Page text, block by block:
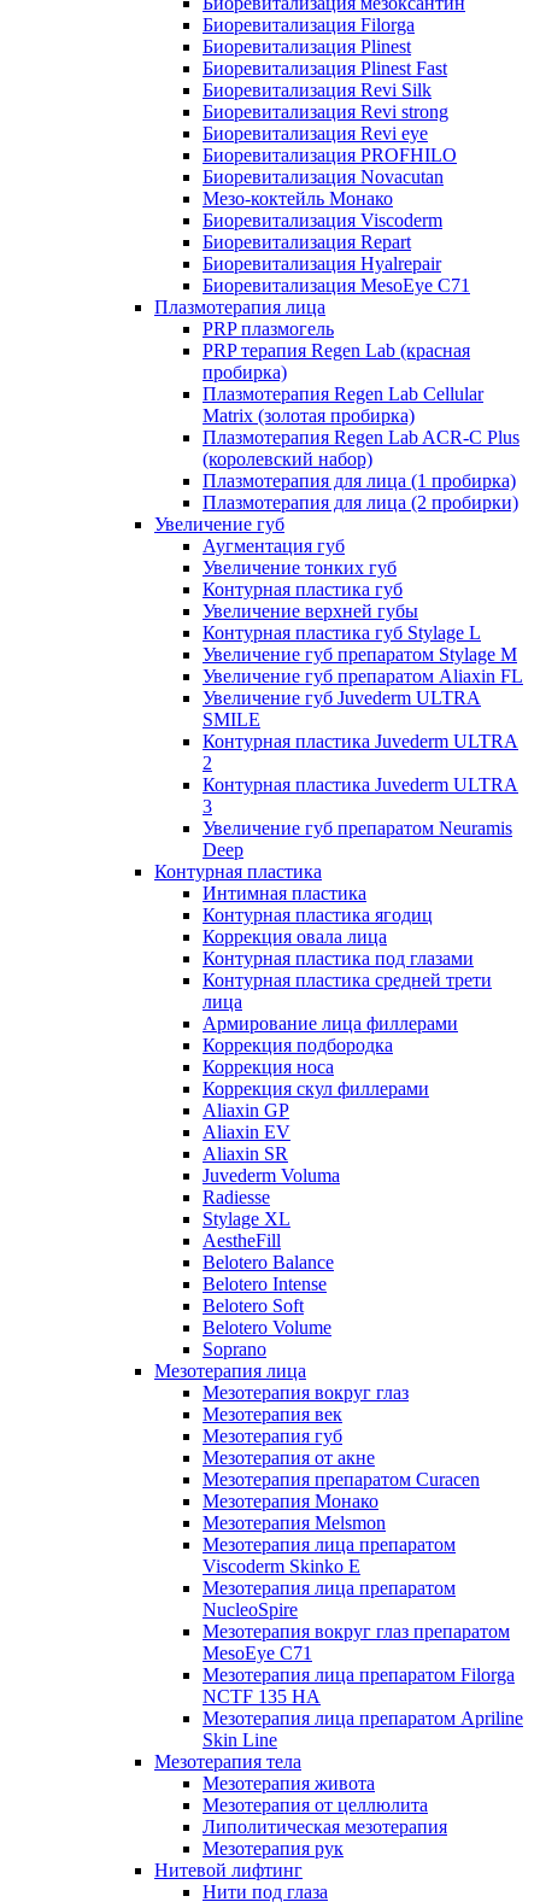
Биоревитализация Filorga
Биоревитализация Plinest
Биоревитализация Plinest Fast
Биоревитализация Revi Silk
Биоревитализация Revi strong
Биоревитализация Revi eye
Биоревитализация PROFHILO
Биоревитализация Novacutan
Мезо-коктейль Монако
Биоревитализация Viscoderm
Биоревитализация Repart
Биоревитализация Hyalrepair
Биоревитализация MesoEye C71
Плазмотерапия лица
PRP плазмогель
PRP терапия Regen Lab (красная
пробирка)
Плазмотерапия Regen Lab Cellular
Matrix (золотая пробирка)
Плазмотерапия Regen Lab ACR-C Plus
(королевский набор)
Плазмотерапия для лица (1 пробирка)
Плазмотерапия для лица (2 пробирки)
Увеличение губ
Аугментация губ
Увеличение тонких губ
Контурная пластика губ
Увеличение верхней губы
Контурная пластика губ Stylage L
Увеличение губ препаратом Stylage M
Увеличение губ препаратом Aliaxin FL
Увеличение губ Juvederm ULTRA
SMILE
Контурная пластика Juvederm ULTRA
2
Контурная пластика Juvederm ULTRA
3
Увеличение губ препаратом Neuramis
Deep
Контурная пластика
Интимная пластика
Контурная пластика ягодиц
Коррекция овала лица
Контурная пластика под глазами
Контурная пластика средней трети
лица
Армирование лица филлерами
Коррекция подбородка
Коррекция носа
Коррекция скул филлерами
Aliaxin GP
Aliaxin EV
Aliaxin SR
Juvederm Voluma
Radiesse
Stylage XL
AestheFill
Belotero Balance
Belotero Intense
Belotero Soft
Belotero Volume
Soprano
Мезотерапия лица
Мезотерапия вокруг глаз
Мезотерапия век
Мезотерапия губ
Мезотерапия от акне
Мезотерапия препаратом Curacen
Мезотерапия Монако
Мезотерапия Melsmon
Мезотерапия лица препаратом
Viscoderm Skinko E
Мезотерапия лица препаратом
NucleoSpire
Мезотерапия вокруг глаз препаратом
MesoEye С71
Мезотерапия лица препаратом Filorga
NCTF 135 HA
Мезотерапия лица препаратом Apriline
Skin Line
Мезотерапия тела
Мезотерапия живота
Мезотерапия от целлюлита
Липолитическая мезотерапия
Мезотерапия рук
Нитевой лифтинг
Нити под глаза